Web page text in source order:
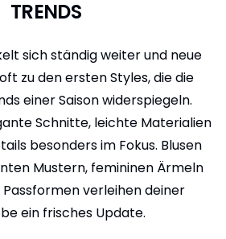
TRENDS
sich ständig weiter und neue
zu den ersten Styles, die die
einer Saison widerspiegeln.
Schnitte, leichte Materialien
besonders im Fokus. Blusen
Mustern, femininen Ärmeln
verleihen deiner
ein frisches Update.